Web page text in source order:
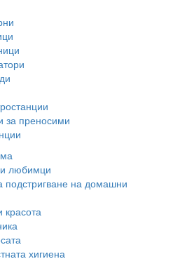
за преносими
любимци
подстригване на домашни
красота
хигиена